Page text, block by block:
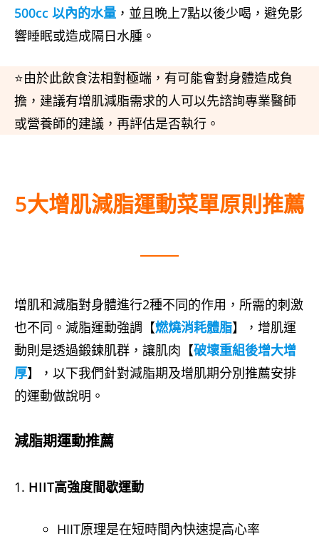
500cc 以內的水量 ，並且晚上7點以後少喝，避免影
響睡眠或造成隔日水腫。
⭐由於此飲食法相對極端，有可能會對身體造成負
擔，建議有增肌減脂需求的人可以先諮詢專業醫師
或營養師的建議，再評估是否執行。
5大增肌減脂運動菜單原則推薦
增肌和減脂對身體進行2種不同的作用，所需的刺激
也不同。減脂運動強調【燃燒消耗體脂】，增肌運
動則是透過鍛鍊肌群，讓肌肉【破壞重組後增大增
厚】，以下我們針對減脂期及增肌期分別推薦安排
的運動做說明。
減脂期運動推薦
HIIT高強度間歇運動
HIIT原理是在短時間內快速提高心率